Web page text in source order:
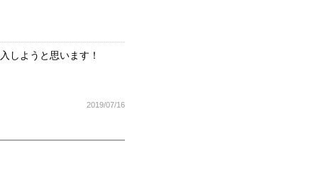
しようと思います！
2019/07/16